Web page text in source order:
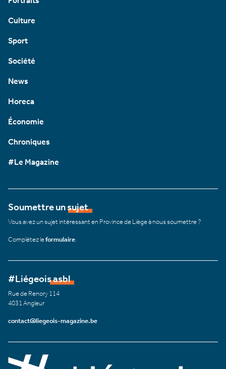
Culture
Sport
Société
News
Horeca
Économie
Chroniques
#Le Magazine
Soumettre un sujet
Vous avez un sujet intéressant en Province de Liège à nous soumettre ?
Complétez leformulaire
#Liégeois asbl
Rue de Renory 114
4031 Angleur
contact@liegeois-magazine.be